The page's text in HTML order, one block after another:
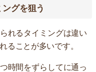
グを狙う
れるタイミングは違い
ることが多いです。
時間をずらしてに通っ